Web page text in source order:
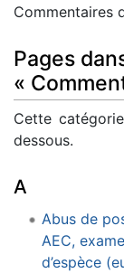
Aller à :
Commentaires
Pages
«
Cette
dessous.
A
Abus de
AEC,
d’espèce